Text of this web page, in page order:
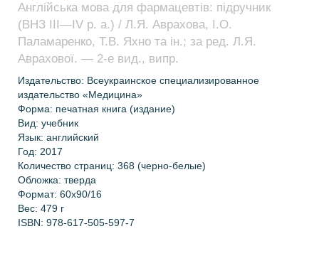
Англійська мова для фармацевтів: підручник
(ВНЗ ІІІ—ІV р. а.) / Л.Я. Аврахова, І.О.
Паламаренко, Т.В. Яхно та ін.; за ред. Л.Я.
Аврахової. — 2-е вид., випр.
Издательство: Всеукраинское специализированное
издательство «Медицина»
Форма: печатная книга (издание)
Вид: учебник
Язык: английский
Год: 2017
Количество страниц: 368 (черно-белые)
Обложка: тверда
Формат: 60х90/16
Вес: 479 г
ISBN: 978-617-505-597-7